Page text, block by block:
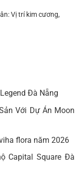
Vị trí kim cương,
Đà Nẵng
Với Dự Án Moon
flora năm 2026
Capital Square Đà